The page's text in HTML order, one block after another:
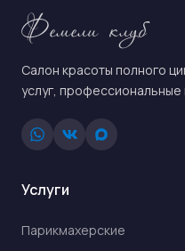
Фемели клуб
Салон красоты полного
услуг,
Услуги
Парикмахерские